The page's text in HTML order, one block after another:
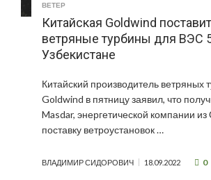
ВЕТЕР
Китайская Goldwind поставит
ветряные турбины для ВЭС
Узбекистане
Китайский производитель ветряных
Goldwind в пятницу заявил, что
Masdar, энергетической компании
поставку ветроустановок …
ВЛАДИМИР СИДОРОВИЧ 18.09.2022 0